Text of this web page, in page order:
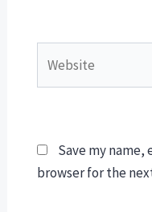
Save my
browser for the